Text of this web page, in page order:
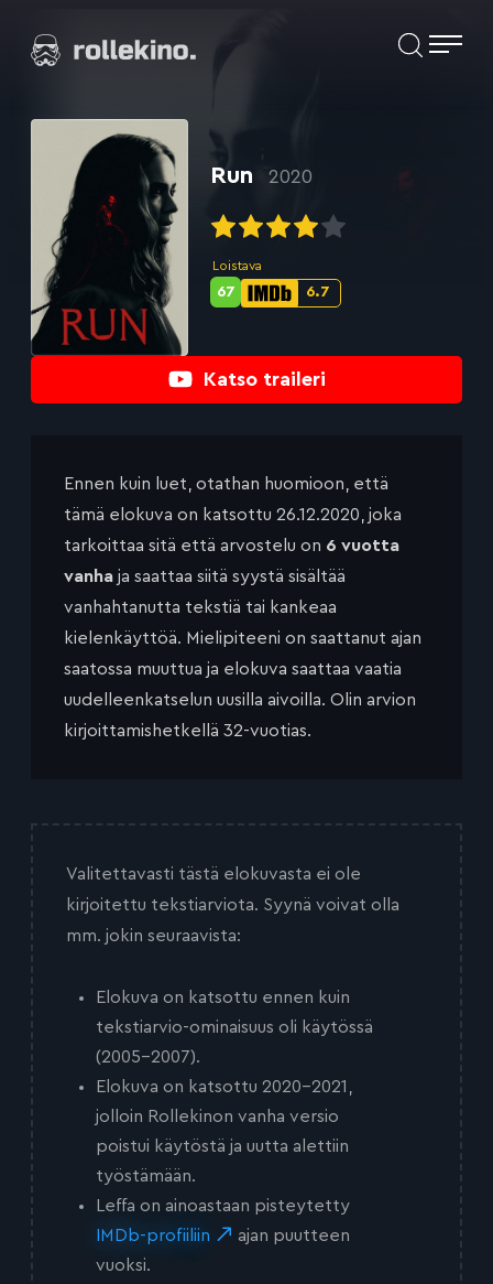
suoraan
Elokuvat ja elokuva-arviot | Rollekino.fi
Katso traileri
Run 2020
Loistava
IMDb-
6.7
Metascore-
67
Ennen kuin luet, otathan huomioon, että
tämä elokuva on katsottu 26.12.2020, joka
tarkoittaa sitä että arvostelu on 6 vuotta
vanha ja saattaa siitä syystä sisältää
vanhahtanutta tekstiä tai kankeaa
kielenkäyttöä. Mielipiteeni on saattanut ajan
saatossa muuttua ja elokuva saattaa vaatia
uudelleenkatselun uusilla aivoilla. Olin arvion
kirjoittamishetkellä 32-vuotias.
Valitettavasti tästä elokuvasta ei ole
kirjoitettu tekstiarviota. Syynä voivat olla
mm. jokin seuraavista:
Elokuva on katsottu ennen kuin
tekstiarvio-ominaisuus oli käytössä
(2005-2007).
Elokuva on katsottu 2020-2021,
jolloin Rollekinon vanha versio
poistui käytöstä ja uutta alettiin
työstämään.
Leffa on ainoastaan pisteytetty
IMDb-profiiliin
ajan puutteen
vuoksi.